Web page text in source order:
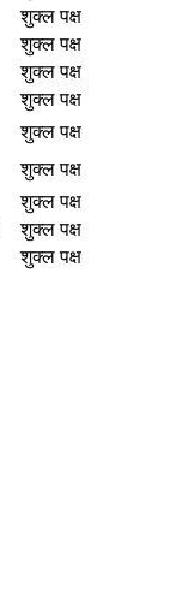
शुक्ल पक्ष
शुक्ल पक्ष
शुक्ल पक्ष
शुक्ल पक्ष
शुक्ल पक्ष
शुक्ल पक्ष
शुक्ल पक्ष
शुक्ल पक्ष
शुक्ल पक्ष